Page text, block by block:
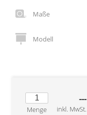
Maße
Modell
Menge
---
inkl. MwSt.